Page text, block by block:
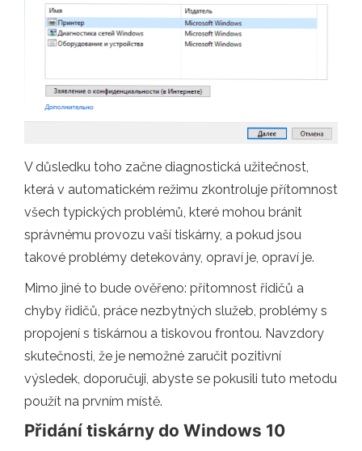
V důsledku toho začne diagnostická užitečnost,
která v automatickém režimu zkontroluje přítomnost
všech typických problémů, které mohou bránit
správnému provozu vaší tiskárny, a pokud jsou
takové problémy detekovány, opraví je, opraví je.
Mimo jiné to bude ověřeno: přítomnost řidičů a
chyby řidičů, práce nezbytných služeb, problémy s
propojení s tiskárnou a tiskovou frontou. Navzdory
skutečnosti, že je nemožné zaručit pozitivní
výsledek, doporučuji, abyste se pokusili tuto metodu
použít na prvním místě.
Přidání tiskárny do Windows 10